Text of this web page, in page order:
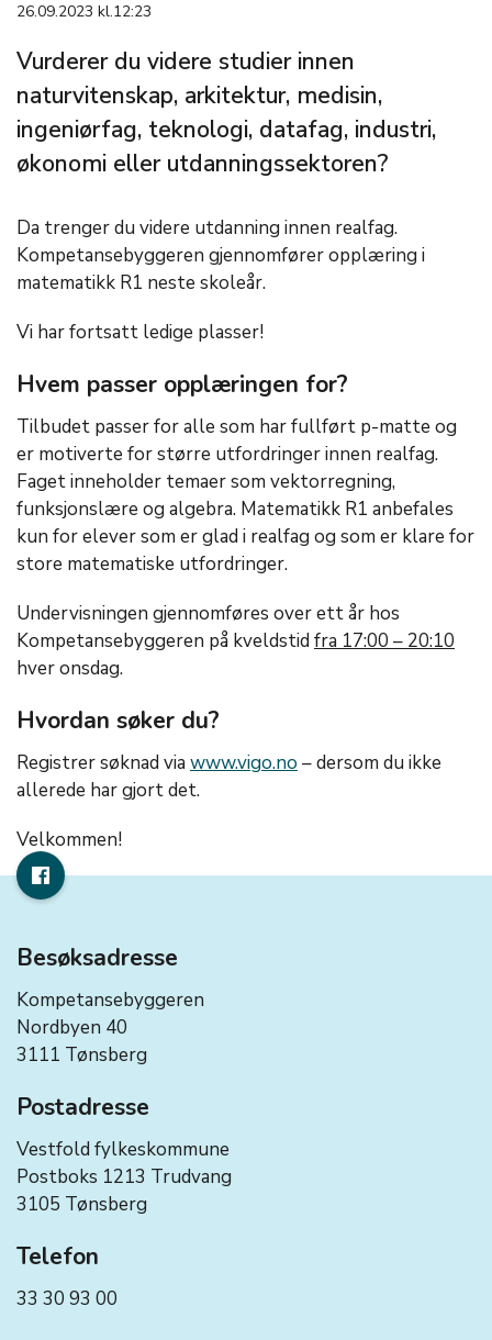
26.09.2023 kl.12:23
Vurderer du videre studier innen
naturvitenskap, arkitektur, medisin,
ingeniørfag, teknologi, datafag, industri,
økonomi eller utdanningssektoren?
Da trenger du videre utdanning innen realfag.
Kompetansebyggeren gjennomfører opplæring i
matematikk R1 neste skoleår.
Vi har fortsatt ledige plasser!
Hvem passer opplæringen for?
Tilbudet passer for alle som har fullført p-matte og
er motiverte for større utfordringer innen realfag.
Faget inneholder temaer som vektorregning,
funksjonslære og algebra. Matematikk R1 anbefales
kun for elever som er glad i realfag og som er klare for
store matematiske utfordringer.
Undervisningen gjennomføres over ett år hos
Kompetansebyggeren på kveldstid fra 17:00 – 20:10
hver onsdag.
Hvordan søker du?
Registrer søknad via www.vigo.no – dersom du ikke
allerede har gjort det.
Velkommen!
Besøksadresse
Kompetansebyggeren
Nordbyen 40
3111 Tønsberg
Postadresse
Vestfold fylkeskommune
Postboks 1213 Trudvang
3105 Tønsberg
Telefon
33 30 93 00